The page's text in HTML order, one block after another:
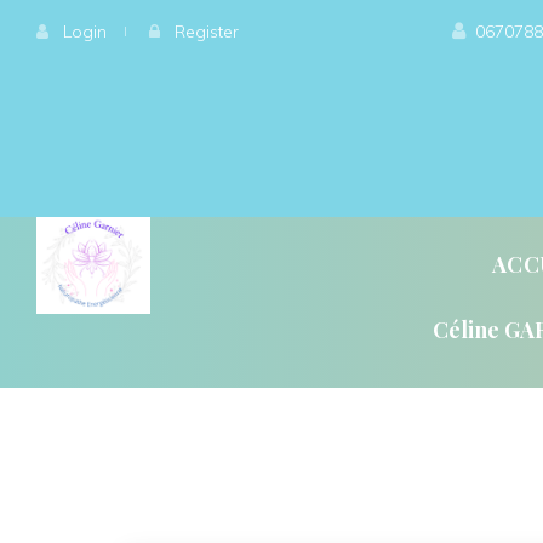
Login Register
QU’ET-CE QUE LA
Céline